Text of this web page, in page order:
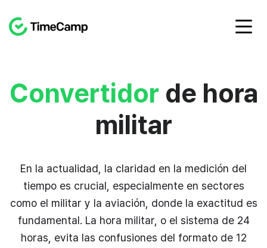
Convertidor de hora
militar
En la actualidad, la claridad en la medición del
tiempo es crucial, especialmente en sectores
como el militar y la aviación, donde la exactitud es
fundamental. La hora militar, o el sistema de 24
horas, evita las confusiones del formato de 12